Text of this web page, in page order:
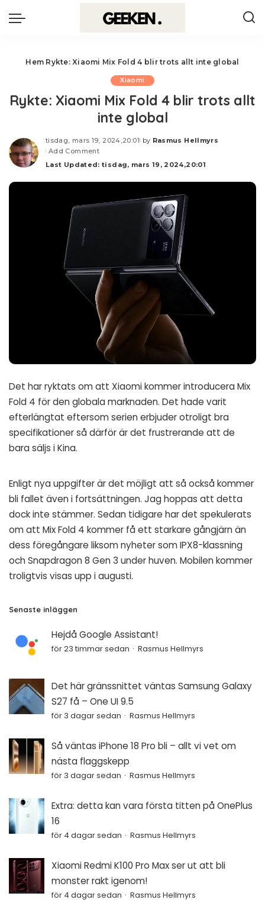
Hem Rykte: Xiaomi Mix Fold 4 blir trots allt inte global
Xiaomi
Rykte: Xiaomi Mix Fold 4 blir trots allt
inte global
tisdag, mars 19, 2024,20:01
Posted
by Rasmus Hellmyrs
Add Comment
Last Updated: tisdag, mars 19, 2024,20:01
Det har ryktats om att Xiaomi kommer introducera Mix
Fold 4 för den globala marknaden. Det hade varit
efterlängtat eftersom serien erbjuder otroligt bra
specifikationer så därför är det frustrerande att de
bara säljs i Kina.
Enligt nya uppgifterär det möjligt att så också kommer
bli fallet även i fortsättningen. Jag hoppas att detta
dock inte stämmer. Sedan tidigare har det spekulerats
om att Mix Fold 4 kommer få ett starkare gångjärn än
dess föregångare liksom nyheter som IPX8-klassning
och Snapdragon 8 Gen 3 under huven. Mobilen kommer
troligtvis visas upp i augusti.
Senaste inläggen
Hejdå Google Assistant!
för 23 timmar sedan Rasmus Hellmyrs
Det här gränssnittet väntas Samsung Galaxy
S27 få – One UI 9.5
för 3 dagar sedan Rasmus Hellmyrs
Så väntas iPhone 18 Pro bli – allt vi vet om
nästa flaggskepp
för 3 dagar sedan Rasmus Hellmyrs
Extra: detta kan vara första titten på OnePlus
16
för 4 dagar sedan Rasmus Hellmyrs
Xiaomi Redmi K100 Pro Max ser ut att bli
monster rakt igenom!
för 4 dagar sedan Rasmus Hellmyrs